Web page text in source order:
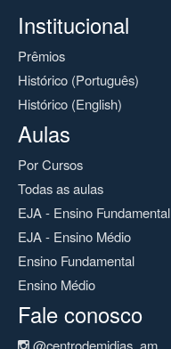
Institucional
Prêmios
Histórico (Português)
Histórico (English)
Aulas
Por Cursos
Todas as aulas
EJA - Ensino Fundamental
EJA - Ensino Médio
Ensino Fundamental
Ensino Médio
Fale conosco
@centrodemidias_am